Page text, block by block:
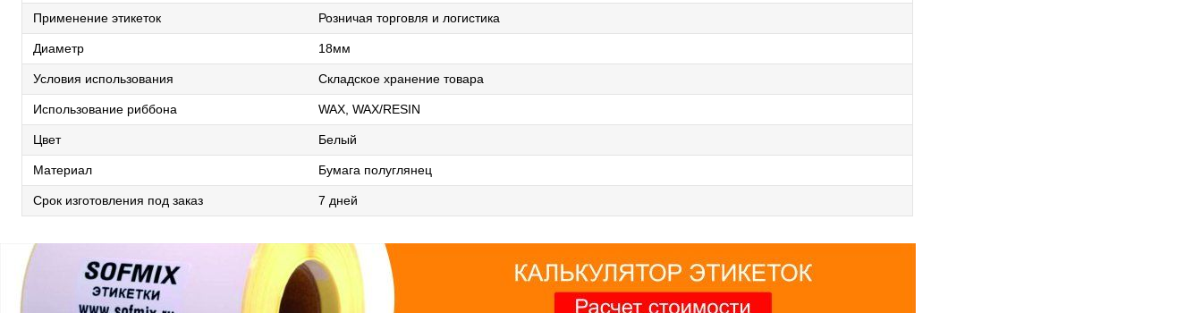
Применение этикеток Розничая торговля и логистика
Диаметр 18мм
Условия использования Складское хранение товара
Использование риббона WAX, WAX/RESIN
Цвет Белый
Материал Бумага полуглянец
Срок изготовления под заказ 7 дней